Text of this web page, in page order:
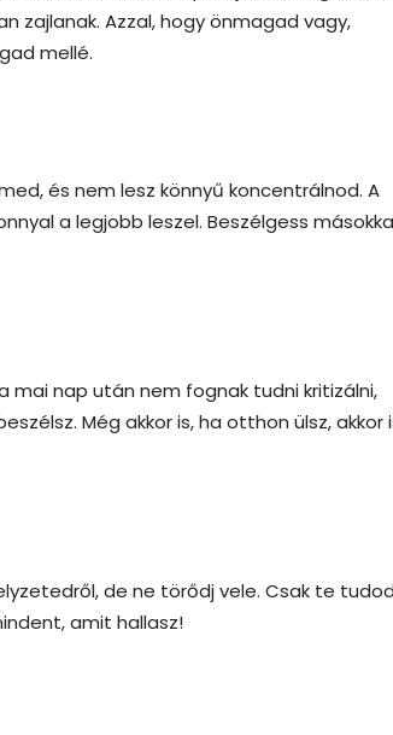
zajlanak. Azzal, hogy önmagad vagy,
mellé.
és nem lesz könnyű koncentrálnod. A
a legjobb leszel. Beszélgess
mai nap után nem fognak tudni kritizálni,
Még akkor is, ha otthon ülsz, akkor
de ne törődj vele. Csak te
amit hallasz!